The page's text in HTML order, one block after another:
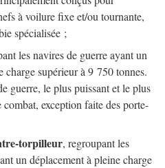
à voilure fixe et/ou tournante,
spécialisée ;
les navires de guerre ayant un
charge supérieur à 9 750 tonnes.
guerre, le plus puissant et le plus
combat, exception faite des porte-
torpilleur, regroupant les
un déplacement à pleine charge